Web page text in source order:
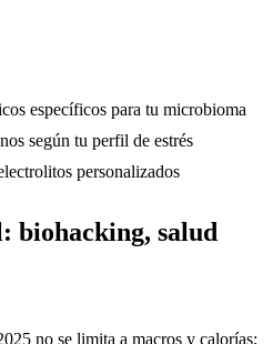
específicos para tu microbioma
según tu perfil de estrés
personalizados
biohacking, salud
no se limita a macros y calorías;